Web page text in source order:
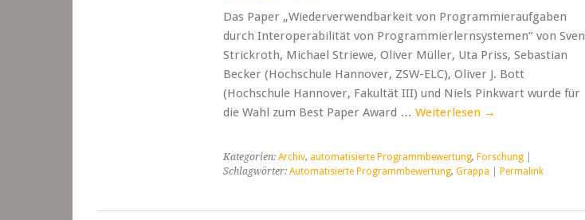
nominiert
Best
Award
2014
Das Paper „Wiederverwendbarkeit von Programmieraufgaben
durch Interoperabilität von Programmierlernsystemen“ von Sven
Strickroth, Michael Striewe, Oliver Müller, Uta Priss, Sebastian
Becker (Hochschule Hannover, ZSW-ELC), Oliver J. Bott
(Hochschule Hannover, Fakultät III) und Niels Pinkwart wurde für
die Wahl zum Best Paper Award … Weiterlesen →
Kategorien: Archiv, automatisierte Programmbewertung, Forschung|
Schlagwörter: Automatisierte Programmbewertung, Grappa Permalink